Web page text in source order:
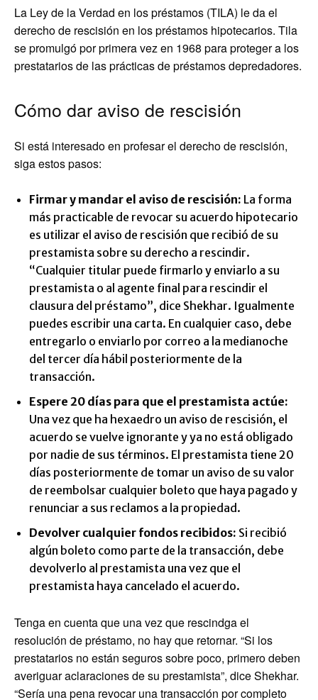
La Ley de la Verdad en los préstamos (TILA) le da el
derecho de rescisión en los préstamos hipotecarios. Tila
se promulgó por primera vez en 1968 para proteger a los
prestatarios de las prácticas de préstamos depredadores.
Cómo dar aviso de rescisión
Si está interesado en profesar el derecho de rescisión,
siga estos pasos:
Firmar y mandar el aviso de rescisión: La forma
más practicable de revocar su acuerdo hipotecario
es utilizar el aviso de rescisión que recibió de su
prestamista sobre su derecho a rescindir.
“Cualquier titular puede firmarlo y enviarlo a su
prestamista o al agente final para rescindir el
clausura del préstamo”, dice Shekhar. Igualmente
puedes escribir una carta. En cualquier caso, debe
entregarlo o enviarlo por correo a la medianoche
del tercer día hábil posteriormente de la
transacción.
Espere 20 días para que el prestamista actúe:
Una vez que ha hexaedro un aviso de rescisión, el
acuerdo se vuelve ignorante y ya no está obligado
por nadie de sus términos. El prestamista tiene 20
días posteriormente de tomar un aviso de su valor
de reembolsar cualquier boleto que haya pagado y
renunciar a sus reclamos a la propiedad.
Devolver cualquier fondos recibidos: Si recibió
algún boleto como parte de la transacción, debe
devolverlo al prestamista una vez que el
prestamista haya cancelado el acuerdo.
Tenga en cuenta que una vez que rescindga el
resolución de préstamo, no hay que retornar. “Si los
prestatarios no están seguros sobre poco, primero deben
averiguar aclaraciones de su prestamista”, dice Shekhar.
“Sería una pena revocar una transacción por completo